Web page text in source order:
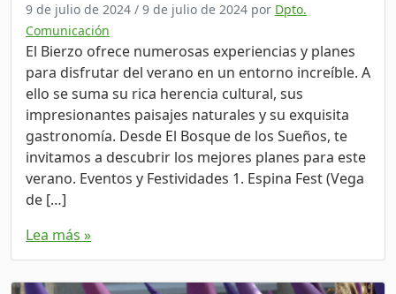
9 de julio de 2024 / 9 de julio de 2024 por Dpto.
Comunicación
El Bierzo ofrece numerosas experiencias y planes
para disfrutar del verano en un entorno increíble. A
ello se suma su rica herencia cultural, sus
impresionantes paisajes naturales y su exquisita
gastronomía. Desde El Bosque de los Sueños, te
invitamos a descubrir los mejores planes para este
verano. Eventos y Festividades 1. Espina Fest (Vega
de […]
Lea más »